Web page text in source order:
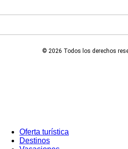
© 2026 Todos los derechos
Oferta turística
Destinos